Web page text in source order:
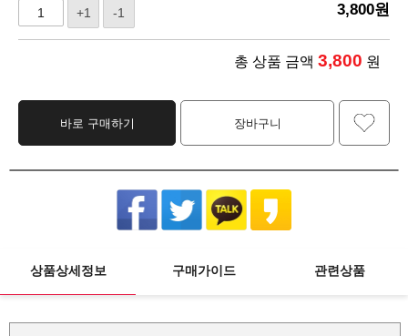
+1 -1 3,800원
총 상품 금액 3,800 원
바로 구매하기 장바구니
상품상세정보 구매가이드 관련상품